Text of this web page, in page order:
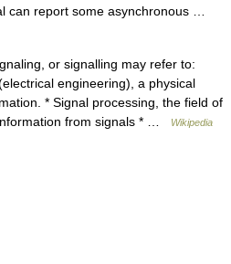
can report some asynchronous …
or signalling may refer to:
engineering), a physical
* Signal processing, the field of
from signals * …
Wikipedia